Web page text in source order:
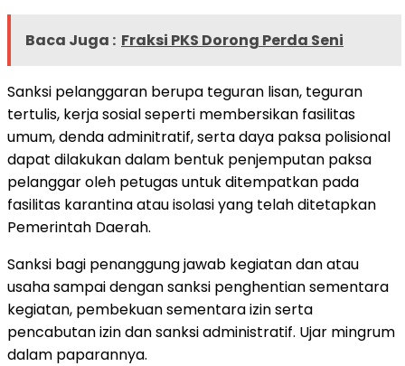
Baca Juga : Fraksi PKS Dorong Perda Seni
Sanksi pelanggaran berupa teguran lisan, teguran
tertulis, kerja sosial seperti membersikan fasilitas
umum, denda adminitratif, serta daya paksa polisional
dapat dilakukan dalam bentuk penjemputan paksa
pelanggar oleh petugas untuk ditempatkan pada
fasilitas karantina atau isolasi yang telah ditetapkan
Pemerintah Daerah.
Sanksi bagi penanggung jawab kegiatan dan atau
usaha sampai dengan sanksi penghentian sementara
kegiatan, pembekuan sementara izin serta
pencabutan izin dan sanksi administratif. Ujar mingrum
dalam paparannya.